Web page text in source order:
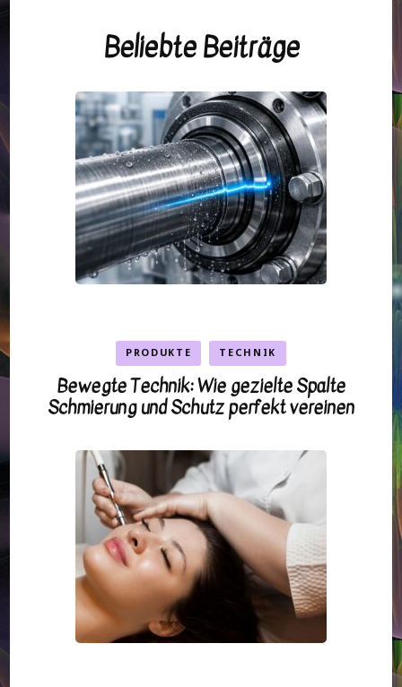
Beliebte Beiträge
PRODUKTE TECHNIK
Bewegte Technik: Wie gezielte Spalte
Schmierung und Schutz perfekt vereinen